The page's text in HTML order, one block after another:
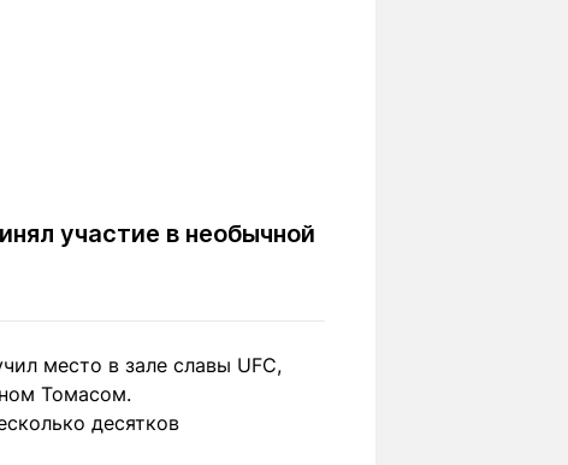
участие в необычной
место в зале славы UFC,
Томасом.
десятков